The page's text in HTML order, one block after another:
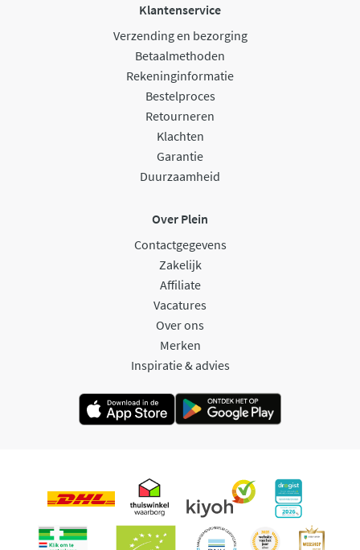
Klantenservice
Verzending en bezorging
Betaalmethoden
Rekeninginformatie
Bestelproces
Retourneren
Klachten
Garantie
Duurzaamheid
Over Plein
Contactgegevens
Zakelijk
Affiliate
Vacatures
Over ons
Merken
Inspiratie & advies